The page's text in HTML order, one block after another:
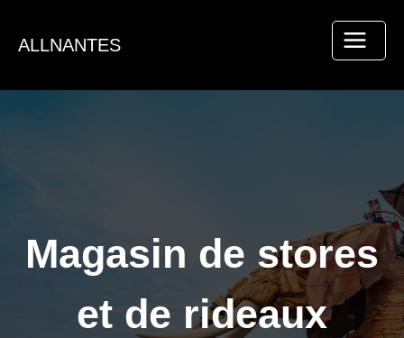
contenu
ALLNANTES
Magasin de stores
et de rideaux